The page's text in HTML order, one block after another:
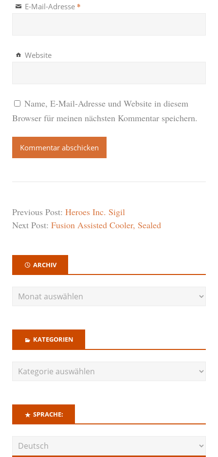
E-Mail-Adresse *
Website
Name, E-Mail-Adresse und Website in diesem
Browser für meinen nächsten Kommentar speichern.
Previous Post: Heroes Inc. Sigil
Next Post: Fusion Assisted Cooler, Sealed
ARCHIV
KATEGORIEN
SPRACHE: